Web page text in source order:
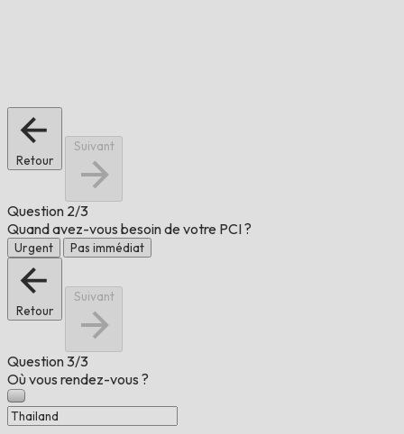
Retour
Suivant
Question 2/3
Quand avez-vous besoin de votre PCI ?
Urgent Pas immédiat
Retour
Suivant
Question3/3
Où vous rendez-vous ?